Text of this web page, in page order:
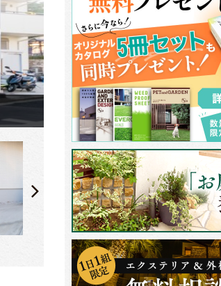
外構の一番の目玉はロートアイアン